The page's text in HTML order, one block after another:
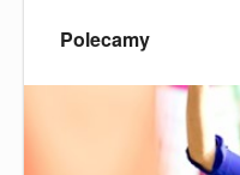
Polecamy